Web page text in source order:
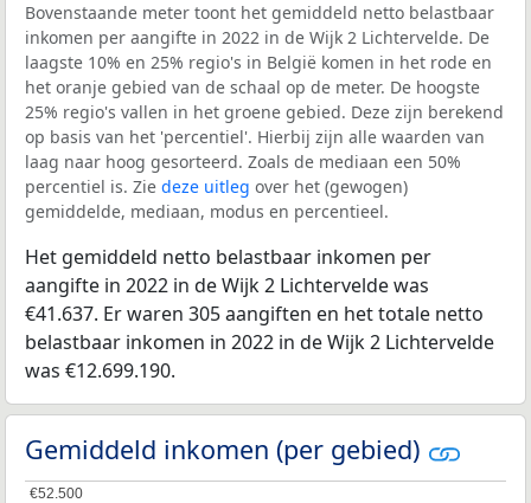
Bovenstaande meter toont het gemiddeld netto belastbaar
inkomen per aangifte in 2022 in de Wijk 2 Lichtervelde. De
laagste 10% en 25% regio's in België komen in het rode en
het oranje gebied van de schaal op de meter. De hoogste
25% regio's vallen in het groene gebied. Deze zijn berekend
op basis van het 'percentiel'. Hierbij zijn alle waarden van
laag naar hoog gesorteerd. Zoals de mediaan een 50%
percentiel is. Zie deze uitleg over het (gewogen)
gemiddelde, mediaan, modus en percentieel.
Het gemiddeld netto belastbaar inkomen per
aangifte in 2022 in de Wijk 2 Lichtervelde was
€41.637. Er waren 305 aangiften en het totale netto
belastbaar inkomen in 2022 in de Wijk 2 Lichtervelde
was €12.699.190.
Gemiddeld inkomen (per gebied)
€52.500
€52.500